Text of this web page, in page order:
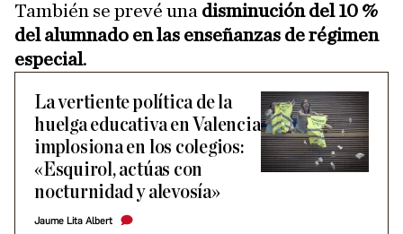
También se prevé una disminución del 10 %
del alumnado en las enseñanzas de régimen
especial.
La vertiente política de la
huelga educativa en Valencia
implosiona en los colegios:
«Esquirol, actúas con
nocturnidad y alevosía»
Jaume Lita Albert